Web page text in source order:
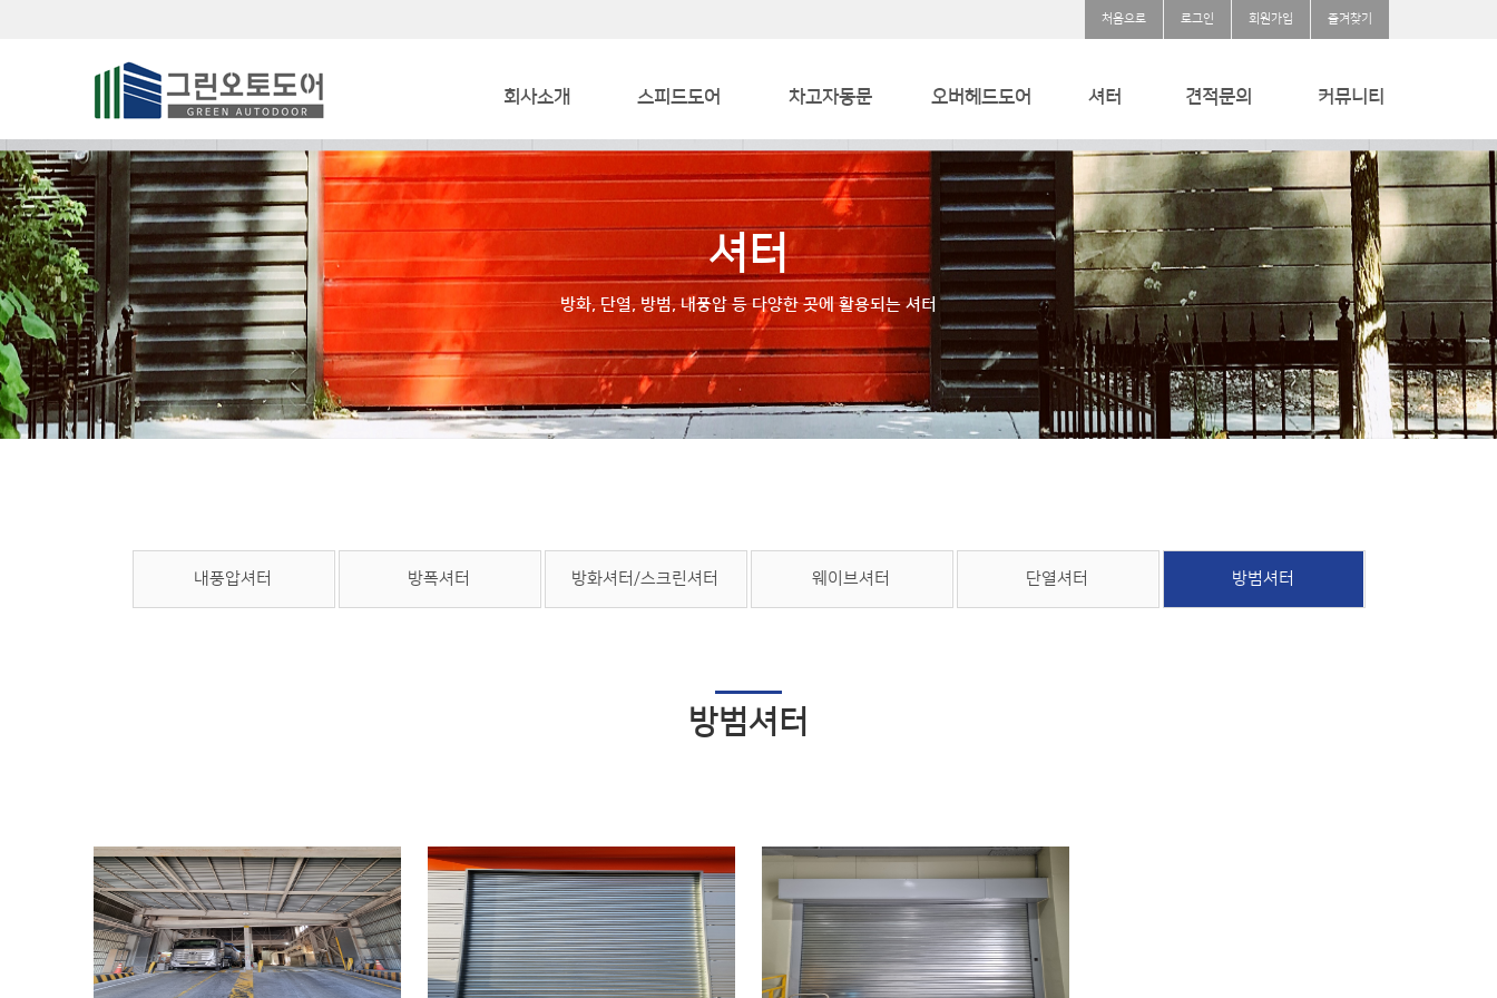
처음으로 로그인 회원가입 즐겨찾기
회사소개
인사말
인증서
오시는 길
스피드도어
대형자동문
호텔/생활시설
차고자동문
차고자동문
오버헤드도어
산업용
냉장도크씰
셔터
내풍압셔터
방폭셔터
방화셔터/스크린셔터
웨이브셔터
단열셔터
방범셔터
견적문의
견적문의
커뮤니티
공지사항
질문과답변
자유게시판
셔터
방화, 단열, 방범, 내풍압 등 다양한 곳에 활용되는 셔터
내풍압셔터 방폭셔터 방화셔터/스크린셔터 웨이브셔터 단열셔터 방범셔터
방범셔터